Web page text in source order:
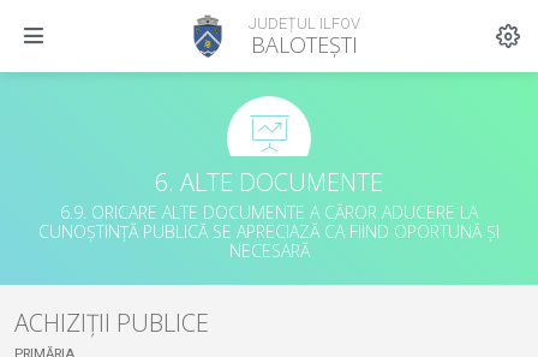
JUDEȚUL ILFOV
BALOTEȘTI
6. ALTE DOCUMENTE
6.9. ORICARE ALTE DOCUMENTE A CĂROR ADUCERE LA
CUNOȘTINȚĂ PUBLICĂ SE APRECIAZĂ CA FIIND OPORTUNĂ ȘI
NECESARĂ
ACHIZIȚII PUBLICE
PRIMĂRIA